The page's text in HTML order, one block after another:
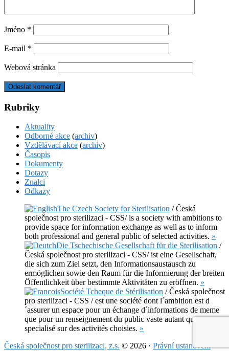
Jméno *
E-mail *
Webová stránka
Rubriky
Aktuality
Odborné akce (archiv)
Vzdělávací akce (archiv)
Časopis
Dokumenty
Dotazy
Znalci
Odkazy
The Czech Society for Sterilisation / Česká
společnost pro sterilizaci - CSS/ is a society with ambitions to
provide space for information exchange as well as to inform
both professional and general public of selected activities. »
Die Tschechische Gesellschaft für die Sterilisation /
Česká společnost pro sterilizaci - CSS/ ist eine Gesellschaft,
die sich zum Ziel setzt, den Informationsaustausch zu
ermöglichen sowie den Raum für die Informierung der breiten
Öffentlichkeit über bestimmte Aktivitäten zu eröffnen. »
Société Tcheque de Stérilisation / Česká společnost
pro sterilizaci - CSS / est une société dont l´ambition est d
´assurer un espace pour un échange d´informations de meme
que pour un renseignement du public vaste autant que
specialisé sur des activités choisies. »
Česká společnost pro sterilizaci, z.s. © 2026 · Právní ustanovení